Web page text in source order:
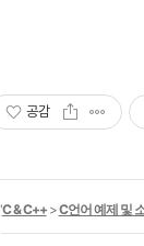
공감
'C & C++>C언어 예제 및